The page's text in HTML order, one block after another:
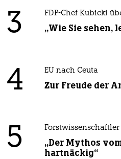
3 FDP-Chef Kubicki
„Wie Sie sehen,
4 EU nach Ceuta
Zur Freude der
5
„Der Mythos
hartnäckig“